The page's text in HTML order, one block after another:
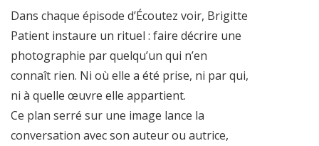
Dans chaque épisode d’Écoutez voir, Brigitte
Patient instaure un rituel : faire décrire une
photographie par quelqu’un qui n’en
connaît rien. Ni où elle a été prise, ni par qui,
ni à quelle œuvre elle appartient.
Ce plan serré sur une image lance la
conversation avec son auteur ou autrice,